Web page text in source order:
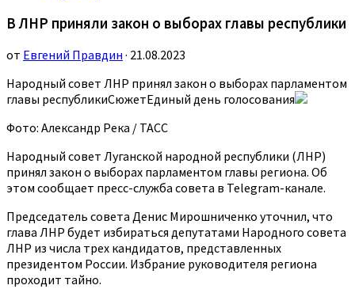
В ЛНР приняли закон о выборах главы республики
от Евгений Правдин · 21.08.2023
Народный совет ЛНР принял закон о выборах парламентом
главы республикиСюжетЕдиный день голосования
Фото: Александр Река / ТАСС
Народный совет Луганской народной республики (ЛНР)
принял закон о выборах парламентом главы региона. Об
этом сообщает пресс-служба совета в Telegram-канале.
Председатель совета Денис Мирошниченко уточнил, что
глава ЛНР будет избираться депутатами Народного совета
ЛНР из числа трех кандидатов, представленных
президентом России. Избрание руководителя региона
проходит тайно.